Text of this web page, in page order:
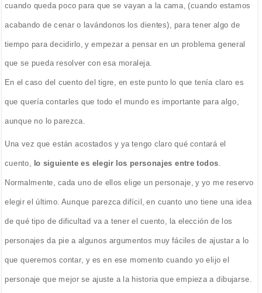
cuando queda poco para que se vayan a la cama, (cuando estamos
acabando de cenar o lavándonos los dientes), para tener algo de
tiempo para decidirlo, y empezar a pensar en un problema general
que se pueda resolver con esa moraleja.
En el caso del cuento del tigre, en este punto lo que tenía claro es
que quería contarles que todo el mundo es importante para algo,
aunque no lo parezca.
Una vez que están acostados y ya tengo claro qué contará el
cuento, lo siguiente es elegir los personajes entre todos.
Normalmente, cada uno de ellos elige un personaje, y yo me reservo
elegir el último. Aunque parezca difícil, en cuanto uno tiene una idea
de qué tipo de dificultad va a tener el cuento, la elección de los
personajes da pie a algunos argumentos muy fáciles de ajustar a lo
que queremos contar, y es en ese momento cuando yo elijo el
personaje que mejor se ajuste a la historia que empieza a dibujarse.